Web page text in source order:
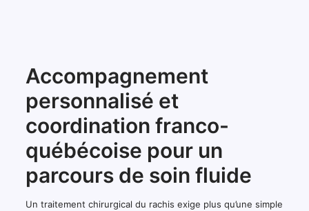
Accompagnement
personnalisé et
coordination franco-
québécoise pour un
parcours de soin fluide
Un traitement chirurgical du rachis exige plus qu’une simple